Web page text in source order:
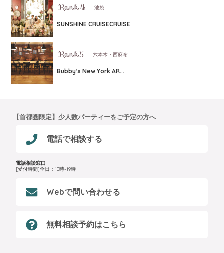
池袋
SUNSHINE CRUISECRUISE
六本木・西麻布
Bubby’s New York AR...
【首都圏限定】少人数パーティーをご予定の方へ
電話で相談する
電話相談窓口
[受付時間]全日：10時-19時
Webで問い合わせる
無料相談予約はこちら